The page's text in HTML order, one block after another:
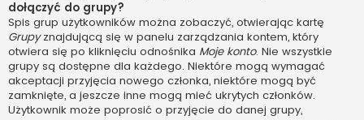
dołączyć do grupy?
Spis grup użytkowników można zobaczyć, otwierając kartę
Grupyznajdującą się w panelu zarządzania kontem, który
otwiera się po kliknięciu odnośnika Moje konto. Nie wszystkie
grupy są dostępne dla każdego. Niektóre mogą wymagać
akceptacji przyjęcia nowego członka, niektóre mogą być
zamknięte, a jeszcze inne mogą mieć ukrytych członków.
Użytkownik może poprosić o przyjęcie do danej grupy,